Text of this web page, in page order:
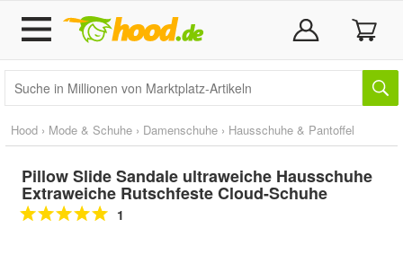
Hood › Mode & Schuhe › Damenschuhe › Hausschuhe & Pantoffel
Pillow Slide Sandale ultraweiche Hausschuhe
Extraweiche Rutschfeste Cloud-Schuhe
1